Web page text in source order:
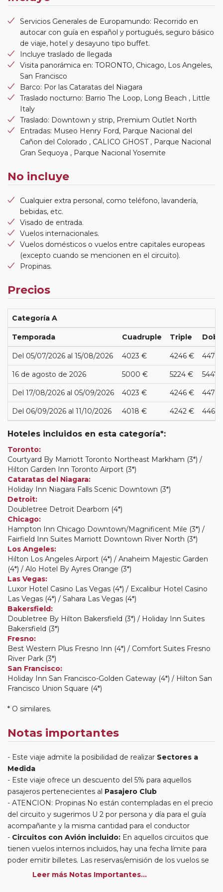
Servicios Generales de Europamundo: Recorrido en
autocar con guía en español y portugués, seguro básico
de viaje, hotel y desayuno tipo buffet.
Incluye traslado de llegada
Visita panorámica en: TORONTO, Chicago, Los Angeles,
San Francisco
Barco: Por las Cataratas del Niagara
Traslado nocturno: Barrio The Loop, Long Beach , Little
Italy
Traslado: Downtown y strip, Premium Outlet North
Entradas: Museo Henry Ford, Parque Nacional del
Cañon del Colorado , CALICO GHOST , Parque Nacional
Gran Sequoya , Parque Nacional Yosemite
No incluye
Cualquier extra personal, como teléfono, lavandería,
bebidas, etc.
Visado de entrada.
Vuelos internacionales.
Vuelos domésticos o vuelos entre capitales europeas
(excepto cuando se mencionen en el circuito).
Propinas.
Precios
Categoría A
Temporada Cuadruple Triple
Del 05/07/2026 al 15/08/2026 4023 € 4246 € 4470
16 de agosto de 2026 5000 € 5224 € 5447
Del 17/08/2026 al 05/09/2026 4023 € 4246 € 4470
Del 06/09/2026 al 11/10/2026 4018 € 4242 € 4465
Hoteles incluidos en esta categoría*:
Toronto:
Courtyard By Marriott Toronto Northeast Markham (3*) /
Hilton Garden Inn Toronto Airport (3*)
Cataratas del Niagara:
Holiday Inn Niagara Falls Scenic Downtown (3*)
Detroit:
Doubletree Detroit Dearborn (4*)
Chicago:
Hampton Inn Chicago Downtown/Magnificent Mile (3*) /
Fairfield Inn Suites Marriott Downtown River North (3*)
Los Angeles:
Hilton Los Angeles Airport (4*) / Anaheim Majestic Garden
(4*) / Alo Hotel By Ayres Orange (3*)
Las Vegas:
Luxor Hotel Casino Las Vegas (4*) / Excalibur Hotel Casino
Las Vegas (4*) / Sahara Las Vegas (4*)
Bakersfield:
Doubletree By Hilton Bakersfield (3*) / Holiday Inn Suites
Bakersfield (3*)
Fresno:
Best Western Plus Fresno Inn (4*) / Comfort Suites Fresno
River Park (3*)
San Francisco:
Holiday Inn San Francisco-Golden Gateway (4*) / Hilton San
Francisco Union Square (4*)
* O similares.
Notas importantes
Este viaje admite la posibilidad de realizar Sectores a
Medida
Este viaje ofrece un descuento del 5% para aquellos
pasajeros pertenecientes al Pasajero Club
ATENCION: Propinas No están contempladas en el precio
del circuito y sugerimos U 2 por persona y día para el guía
acompañante y la misma cantidad para el conductor
Circuitos con Avión incluido: En aquellos circuitos que
tienen vuelos internos incluidos, hay una fecha límite para
poder emitir billetes. Las reservas/emisión de los vuelos se
realizarán con los datos / documentación presentada por el
Leer más Notas Importantes...